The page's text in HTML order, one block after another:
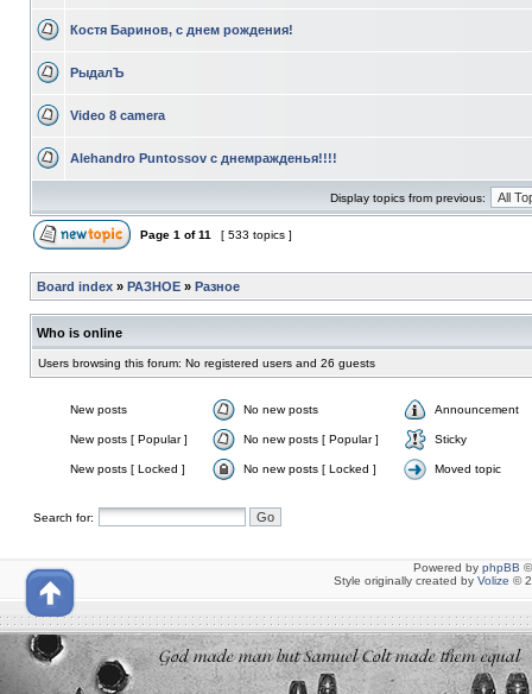
Костя Баринов, с днем рождения!
РыдалЪ
Video 8 camera
Alehandro Puntossov с днемражденья!!!!
Display topics from previous:
Page 1 of11 [ 533 topics ]
Board index » РАЗНОЕ » Разное
Who is online
Users browsing this forum: No registered users and 26 guests
New posts No new posts Announcement
New posts [ Popular ] No new posts [ Popular ] Sticky
New posts [ Locked ] No new posts [ Locked ] Moved topic
Search for:
Powered by phpBB
Style originally created by Volize ©